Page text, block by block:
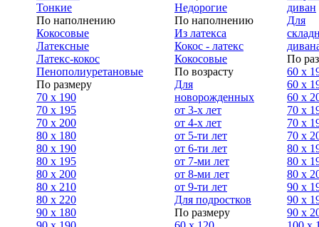
Тонкие
По наполнению
Кокосовые
Латексные
Латекс-кокос
Пенополиуретановые
По размеру
70 х 190
70 х 195
70 х 200
80 х 180
80 х 190
80 х 195
80 х 200
80 x 210
80 x 220
90 x 180
Недорогие
По наполнению
Из латекса
Кокос - латекс
Кокосовые
По возрасту
Для
новорожденных
от 3-х лет
от 4-х лет
от 5-ти лет
от 6-ти лет
от 7-ми лет
от 8-ми лет
от 9-ти лет
Для подростков
По размеру
диван
Для
По
60 х
60 х
60 х
70 x
70 х
70 x
80 x
80 x
80 x
90 x
90 x
90 x